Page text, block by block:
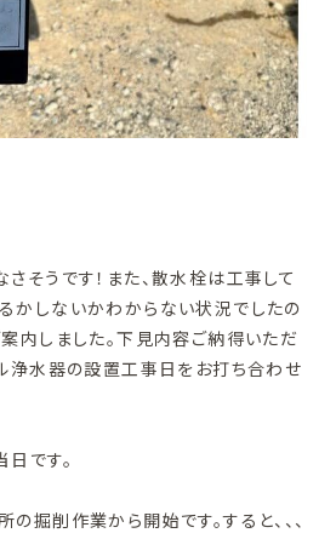
そうです！また、散水栓は工事して
かしないかわからない状況でしたの
内しました。下見内容ご納得いただ
浄水器の設置工事日をお打ち合わせ
です。
掘削作業から開始です。すると、、、